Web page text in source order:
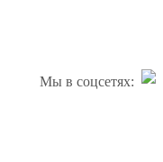
Мы в соцсетях: